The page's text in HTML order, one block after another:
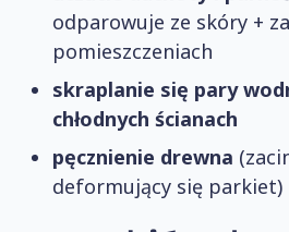
odparowuje ze skóry +
pomieszczeniach
skraplanie się pary
chłodnych ścianach
pęcznienie drewna
deformujący się parkiet)